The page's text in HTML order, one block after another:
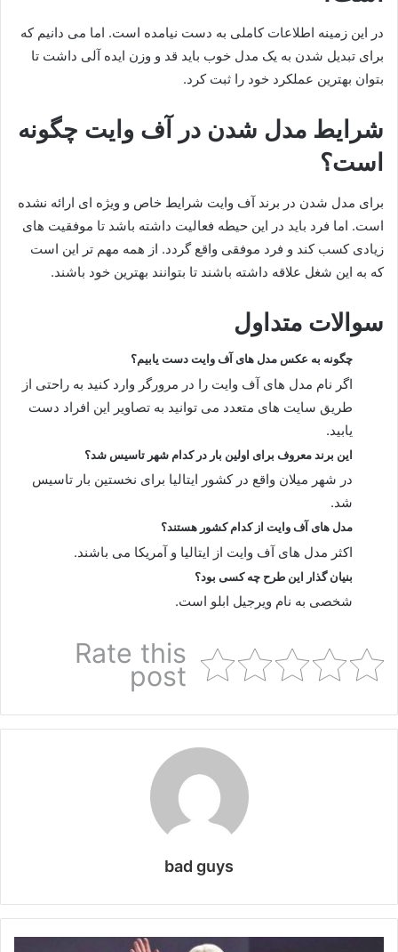
در این زمینه اطلاعات کاملی به دست نیامده است. اما می دانیم که
برای تبدیل شدن به یک مدل خوب باید قد و وزن ایده آلی داشت تا
بتوان بهترین عملکرد خود را ثبت کرد.
شرایط مدل شدن در آف وایت چگونه
است؟
برای مدل شدن در برند آف وایت شرایط خاص و ویژه ای ارائه نشده
است. اما فرد باید در این حیطه فعالیت داشته باشد تا موفقیت های
زیادی کسب کند و فرد موفقی واقع گردد. از همه مهم تر این است
که به این شغل علاقه داشته باشند تا بتوانند بهترین خود باشند.
سوالات متداول
چگونه به عکس مدل های آف وایت دست یابیم؟
اگر نام مدل های آف وایت را در مرورگر وارد کنید به راحتی از
طریق سایت های متعدد می توانید به تصاویر این افراد دست
یابید.
این برند معروف برای اولین بار در کدام شهر تاسیس شد؟
در شهر میلان واقع در کشور ایتالیا برای نخستین بار تاسیس
شد.
مدل های آف وایت از کدام کشور هستند؟
اکثر مدل های آف وایت از ایتالیا و آمریکا می باشند.
بنیان گذار این طرح چه کسی بود؟
شخصی به نام ویرجیل ابلو است.
Rate this
post
bad guys